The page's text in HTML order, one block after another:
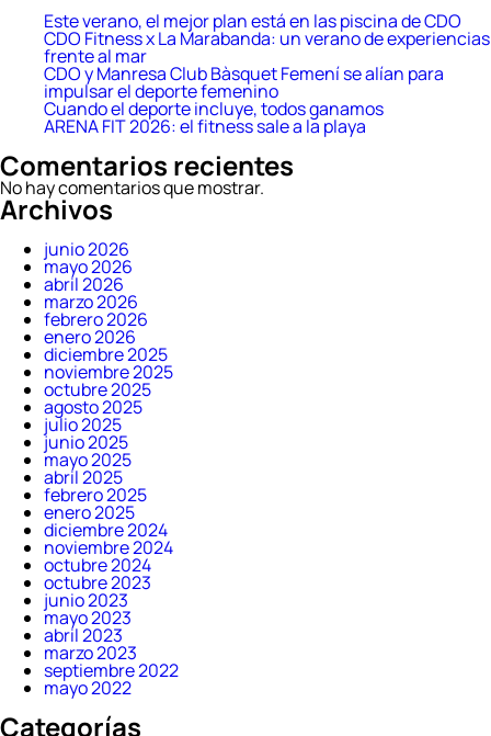
con
el
nuevo
CDO
Martín
López
Este verano, el mejor plan está en las piscina de CDO
CDO Fitness x La Marabanda: un verano de experiencias
frente al mar
CDO y Manresa Club Bàsquet Femení se alían para
impulsar el deporte femenino
Cuando el deporte incluye, todos ganamos
ARENA FIT 2026: el fitness sale a la playa
Comentarios recientes
No hay comentarios que mostrar.
Archivos
junio 2026
mayo 2026
abril 2026
marzo 2026
febrero 2026
enero 2026
diciembre 2025
noviembre 2025
octubre 2025
agosto 2025
julio 2025
junio 2025
mayo 2025
abril 2025
febrero 2025
enero 2025
diciembre 2024
noviembre 2024
octubre 2024
octubre 2023
junio 2023
mayo 2023
abril 2023
marzo 2023
septiembre 2022
mayo 2022
Categorías